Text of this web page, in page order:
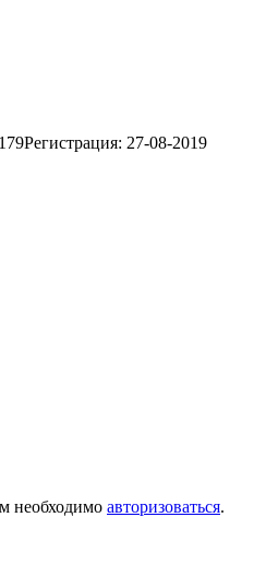
Регистрация: 27-08-2019
необходимо авторизоваться.